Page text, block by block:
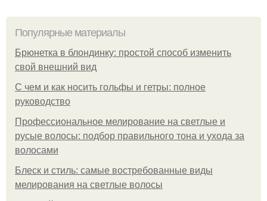
Популярные материалы
Брюнетка в блондинку: простой способ изменить
свой внешний вид
С чем и как носить гольфы и гетры: полное
руководство
Профессиональное мелирование на светлые и
русые волосы: подбор правильного тона и ухода за
волосами
Блеск и стиль: самые востребованные виды
мелирования на светлые волосы